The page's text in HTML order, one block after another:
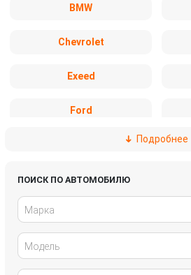
BMW
Chevrolet
Exeed
Ford
Infiniti
Land Rover
Подробнее
ПОИСК ПО АВТОМОБИЛЮ
Марка
Модель